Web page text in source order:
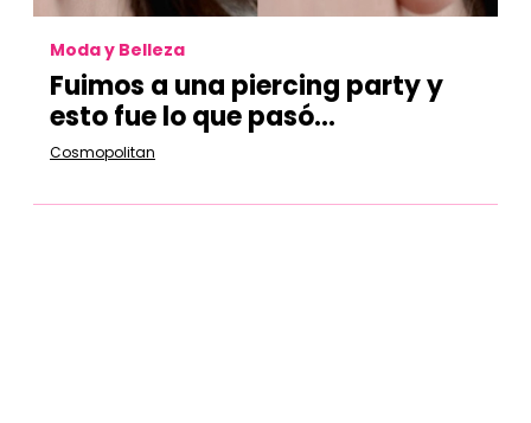
Moda y Belleza
Fuimos a una piercing party y
esto fue lo que pasó…
Cosmopolitan